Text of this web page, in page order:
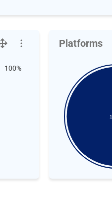
100%
Platforms